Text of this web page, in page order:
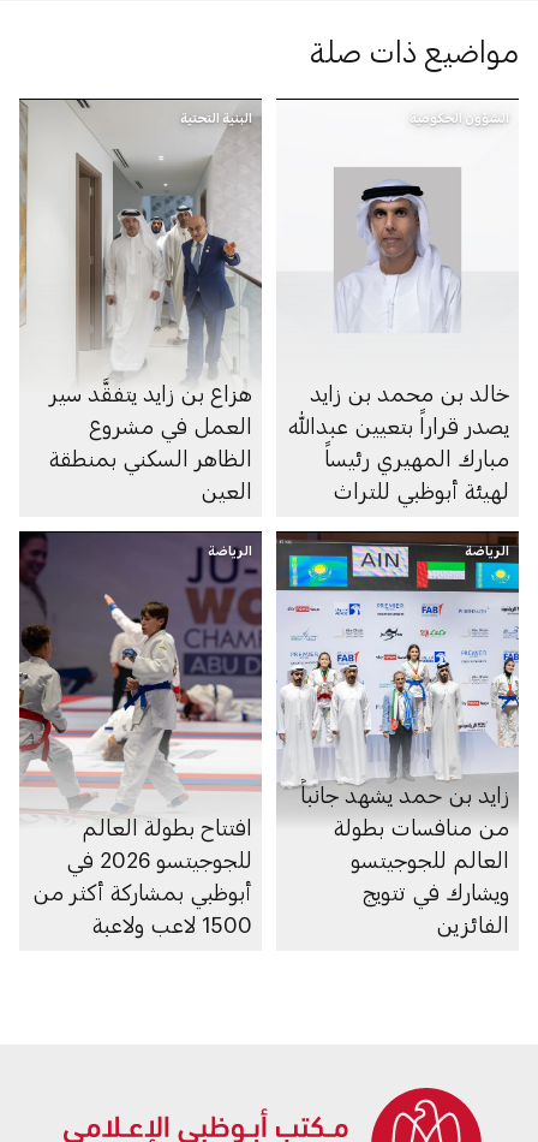
مواضيع ذات صلة
الشؤون الحكومية
خالد بن محمد بن زايد
يصدر قراراً بتعيين عبدالله
مبارك المهيري رئيساً
لهيئة أبوظبي للتراث
البنية التحتية
هزاع بن زايد يتفقَّد سير
العمل في مشروع
الظاهر السكني بمنطقة
العين
الرياضة
زايد بن حمد يشهد جانباً
من منافسات بطولة
العالم للجوجيتسو
ويشارك في تتويج
الفائزين
الرياضة
افتتاح بطولة العالم
للجوجيتسو 2026 في
أبوظبي بمشاركة أكثر من
1500 لاعب ولاعبة